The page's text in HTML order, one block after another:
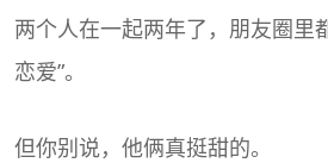
两个人在一起两年了，朋友圈里
恋爱”。
但你别说，他俩真挺甜的。